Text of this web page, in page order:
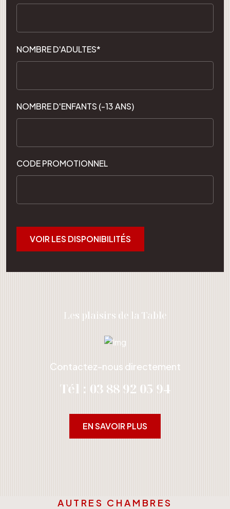
NOMBRE D'ADULTES*
NOMBRE D'ENFANTS (-13 ANS)
CODE PROMOTIONNEL
VOIR LES DISPONIBILITÉS
Les plaisirs de la Table
Contactez-nous directement
Tél : 03 88 92 05 94
EN SAVOIR PLUS
AUTRES CHAMBRES